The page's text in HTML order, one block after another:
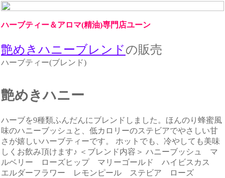
ハーブティー＆アロマ(精油)専門店ユーン
艶めきハニーブレンドの販売
ハーブティー(ブレンド)
艶めきハニー
ハーブを9種類ふんだんにブレンドしました。ほんのり蜂蜜風
味のハニーブッシュと、低カロリーのステビアでやさしい甘
さが嬉しいハーブティーです。 ホットでも、冷やしても美味
しくお飲み頂けます♪ ＜ブレンド内容＞ ハニーブッシュ マ
ルベリー ローズヒップ マリーゴールド ハイビスカス
エルダーフラワー レモンピール ステビア ローズ